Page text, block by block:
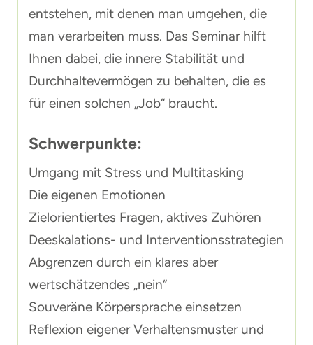
entstehen, mit denen man umgehen, die
man verarbeiten muss. Das Seminar hilft
Ihnen dabei, die innere Stabilität und
Durchhaltevermögen zu behalten, die es
für einen solchen „Job“ braucht.
Schwerpunkte:
Umgang mit Stress und Multitasking
Die eigenen Emotionen
Zielorientiertes Fragen, aktives Zuhören
Deeskalations- und Interventionsstrategien
Abgrenzen durch ein klares aber
wertschätzendes „nein“
Souveräne Körpersprache einsetzen
Reflexion eigener Verhaltensmuster und